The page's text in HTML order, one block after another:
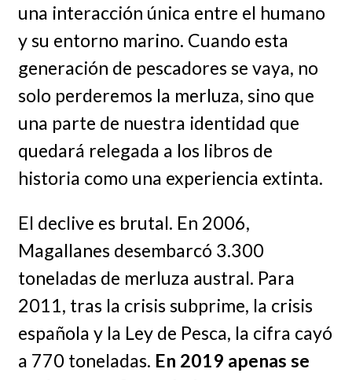
una interacción única entre el humano
y su entorno marino. Cuando esta
generación de pescadores se vaya, no
solo perderemos la merluza, sino que
una parte de nuestra identidad que
quedará relegada a los libros de
historia como una experiencia extinta.
El declive es brutal. En 2006,
Magallanes desembarcó 3.300
toneladas de merluza austral. Para
2011, tras la crisis subprime, la crisis
española y la Ley de Pesca, la cifra cayó
a 770 toneladas. En 2019 apenas se